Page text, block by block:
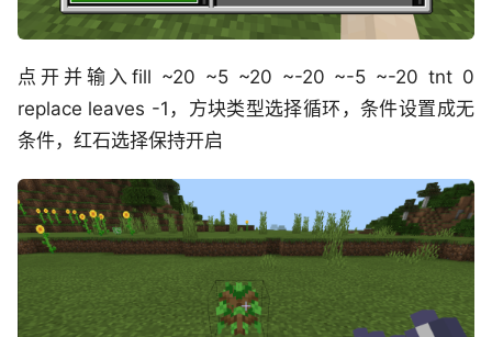
点开并输入fill ~20 ~5 ~20 ~-20 ~-5 ~-20 tnt 0
replace leaves -1，方块类型选择循环，条件设置成无
条件，红石选择保持开启